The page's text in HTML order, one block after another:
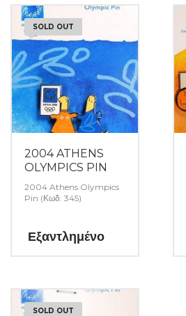
SOLD OUT
2004 ATHENS
OLYMPICS PIN
2004 Athens Olympics
Pin (Κωδ: 345)
Εξαντλημένο
SOLD OUT